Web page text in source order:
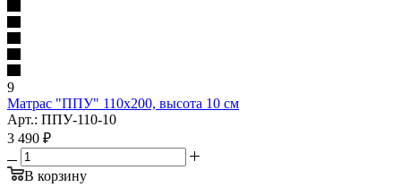
9
Матрас "ППУ" 110x200, высота 10 см
Арт.: ППУ-110-10
3 490 ₽
В корзину